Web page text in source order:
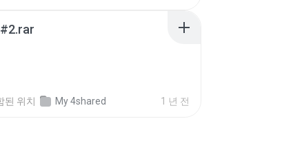
된 위치 My 4shared 1 년 전